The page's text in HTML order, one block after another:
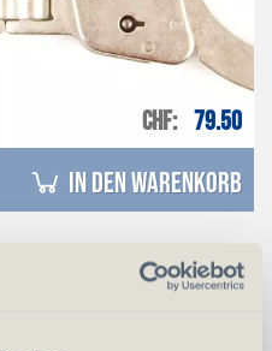
CHF 79.50
in den Warenkorb
Handschellen Schwarz